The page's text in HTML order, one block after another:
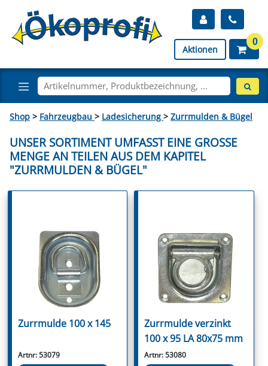
Aktionen
0
Shop > Fahrzeugbau > Ladesicherung > Zurrmulden & Bügel
UNSER SORTIMENT UMFASST EINE GROSSE M
ENGE AN TEILEN AUS DEM KAPITEL "
ZURRMULDEN & BÜGEL"
Zurrmulde 100 x 145
Artnr: 53079
Zurrmulde verzinkt
100 x 95 LA 80x75 mm
Artnr: 53080